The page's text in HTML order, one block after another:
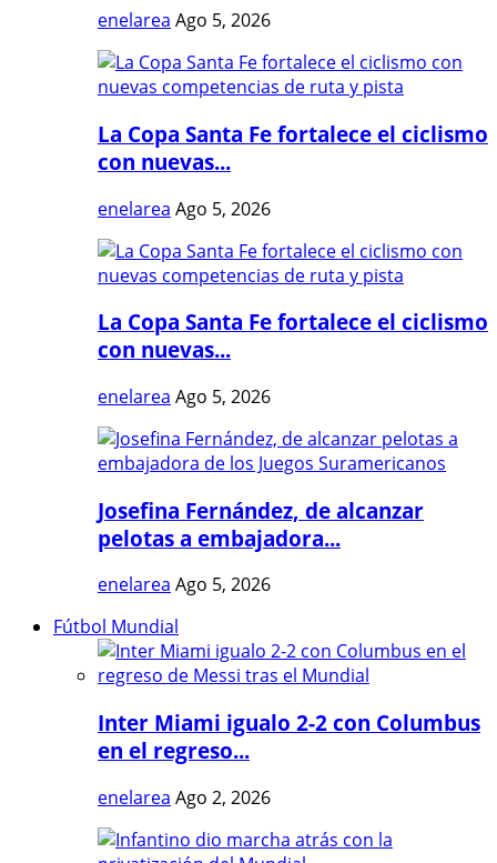
enelarea Ago 5, 2026
La Copa Santa Fe fortalece el ciclismo
con nuevas...
enelarea Ago 5, 2026
La Copa Santa Fe fortalece el ciclismo
con nuevas...
enelarea Ago 5, 2026
Josefina Fernández, de alcanzar
pelotas a embajadora...
enelarea Ago 5, 2026
Fútbol Mundial
Inter Miami igualo 2-2 con Columbus
en el regreso...
enelarea Ago 2, 2026